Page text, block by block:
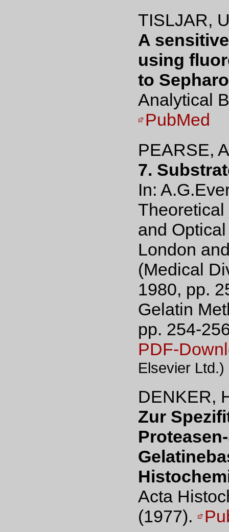
TISLJAR,
A
using
to
Analytical
PubMed
PEARSE,
7.
In:
Theoretical
and
London
(Medical
1980, pp.
Gelatin
pp. 254-
PDF-
Elsevier Ltd.)
DENKER,
Zur
Acta
(1977).